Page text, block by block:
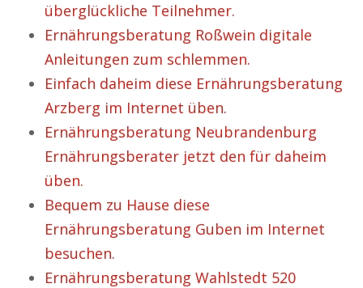
überglückliche Teilnehmer.
Ernährungsberatung Roßwein digitale
Anleitungen zum schlemmen.
Einfach daheim diese Ernährungsberatung
Arzberg im Internet üben.
Ernährungsberatung Neubrandenburg
Ernährungsberater jetzt den für daheim
üben.
Bequem zu Hause diese
Ernährungsberatung Guben im Internet
besuchen.
Ernährungsberatung Wahlstedt 520